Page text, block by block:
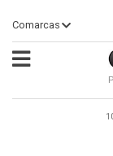
Comarcas